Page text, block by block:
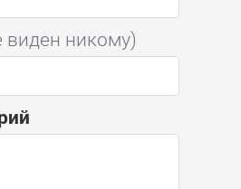
виден никому)